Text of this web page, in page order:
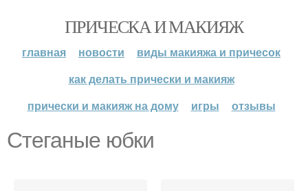
ПРИЧЕСКА И МАКИЯЖ
главная новости
виды макияжа и причесок
как делать прически и макияж
прически и макияж на дому
игры отзывы
Стеганые юбки